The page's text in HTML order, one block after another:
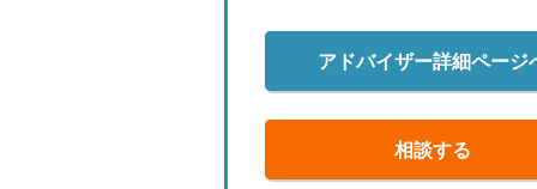
アドバイザー詳細ページ
相談する